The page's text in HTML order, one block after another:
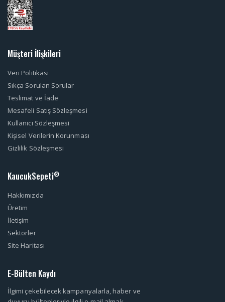
Müşteri İlişkileri
Veri Politikası
Sıkça Sorulan Sorular
Teslimat ve İade
Mesafeli Satış Sözleşmesi
Kullanıcı Sözleşmesi
Kişisel Verilerin Korunması
Gizlilik Sözleşmesi
KaucukSepeti®
Hakkımızda
Üretim
İletişim
Sektörler
Site Haritası
E-Bülten Kaydı
İlgimi çekebilecek kampanyalarla, haber ve